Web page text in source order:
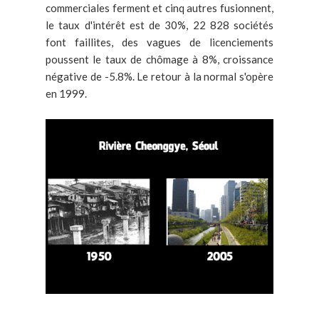
commerciales ferment et cinq autres fusionnent,
le taux d'intérêt est de 30%, 22 828 sociétés
font faillites, des vagues de licenciements
poussent le taux de chômage à 8%, croissance
négative de -5.8%. Le retour à la normal s'opère
en 1999.